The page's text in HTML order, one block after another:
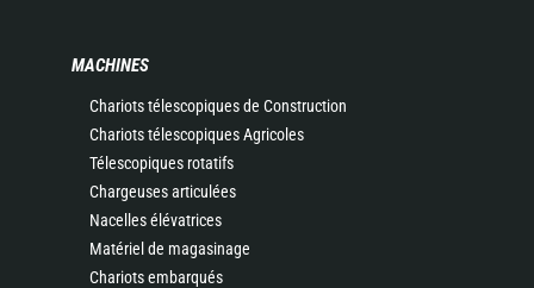
MACHINES
Chariots télescopiques de Construction
Chariots télescopiques Agricoles
Télescopiques rotatifs
Chargeuses articulées
Nacelles élévatrices
Matériel de magasinage
Chariots embarqués